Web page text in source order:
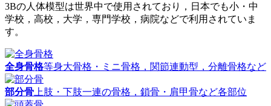
3Bの人体模型は世界中で使用されており，日本でも小・中
学校，高校，大学，専門学校，病院などで利用されていま
す。
全身骨格等身大骨格・ミニ骨格，関節連動型，分離骨格など
部分骨 上肢・下肢一連の骨格，鎖骨・肩甲骨など各部位